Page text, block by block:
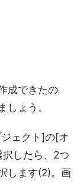
成できたの
しょう。
ェクト]の[オ
したら、2つ
します(2)。画